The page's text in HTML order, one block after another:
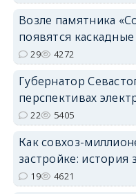
Возле памятника
появятся
29 4272
Губернатор
перспективах
22 5405
Как совхоз-
застройке: история
19 4621